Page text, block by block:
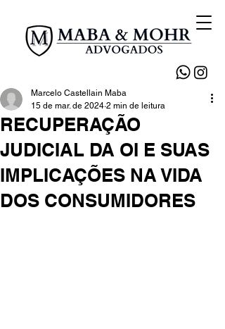
RECUPERAÇÃO
JUDICIAL DA OI E SUAS
IMPLICAÇÕES NA VIDA
DOS CONSUMIDORES
Marcelo Castellain Maba
15 de mar. de 2024 2 min de leitura